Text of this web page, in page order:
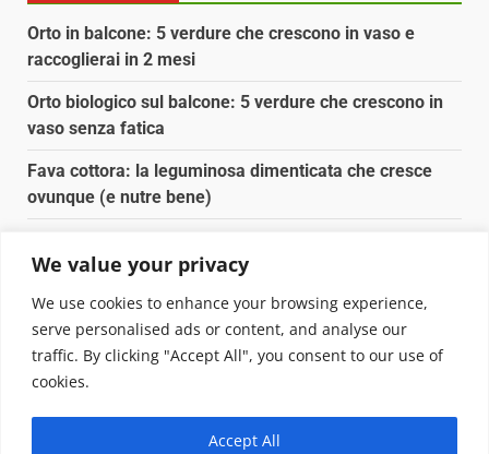
We value your privacy
We use cookies to enhance your browsing experience,
serve personalised ads or content, and analyse our
traffic. By clicking "Accept All", you consent to our use of
cookies.
Accept All
Orto in balcone: 5 verdure che crescono in vaso e
raccoglierai in 2 mesi
Orto biologico sul balcone: 5 verdure che crescono in
vaso senza fatica
Fava cottora: la leguminosa dimenticata che cresce
ovunque (e nutre bene)
settembre 2026
Nancy la tartaruga torna libera in Adriatico
Copyright © 2025 Biopianeta.it proprietà di Jws Media
Questo blog non è una testata giornalistica, in quanto